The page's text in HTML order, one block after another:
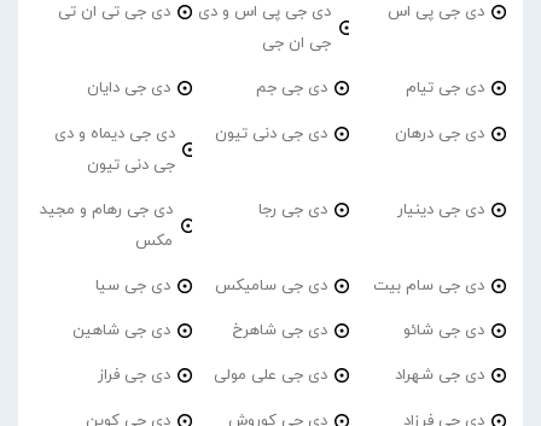
دی جی پی اس
دی جی پی اس و دی
جی ان جی
دی جی تی ان تی
دی جی تیام دی جی جم دی جی دایان
دی جی درهان دی جی دنی تیون
دی جی دیماه و دی
جی دنی تیون
دی جی دینیار دی جی رجا
دی جی رهام و مجید
مکس
دی جی سام بیت دی جی سامیکس دی جی سیا
دی جی شائو دی جی شاهرخ دی جی شاهین
دی جی شهراد دی جی علی مولی دی جی فراز
دی جی فرزاد دی جی کوروش دی جی کوین